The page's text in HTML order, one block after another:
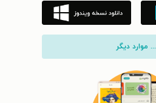
... موارد دیگر